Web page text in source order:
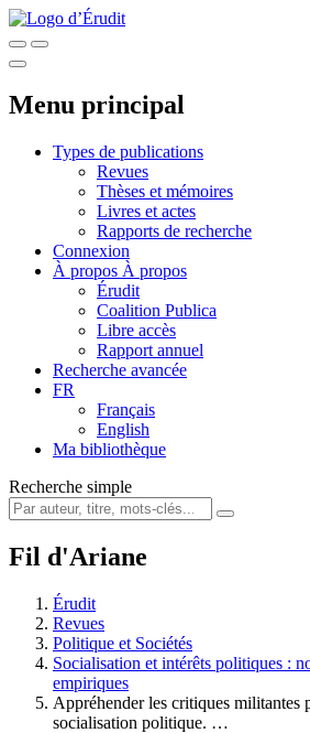
Menu principal
Types de publications
Revues
Thèses et mémoires
Livres et actes
Rapports de recherche
Connexion
À propos À propos
Érudit
Coalition Publica
Libre accès
Rapport annuel
Recherche avancée
FR
Français
English
Ma bibliothèque
Recherche simple
Fil d'Ariane
Érudit
Revues
Politique et Sociétés
Socialisation et intérêts politiques :
empiriques
Appréhender les critiques militantes
socialisation politique. …